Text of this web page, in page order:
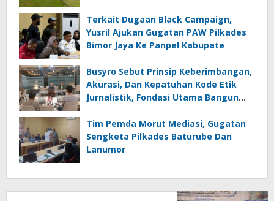
Terkait Dugaan Black Campaign,
Yusril Ajukan Gugatan PAW Pilkades
Bimor Jaya Ke Panpel Kabupate
Busyro Sebut Prinsip Keberimbangan,
Akurasi, Dan Kepatuhan Kode Etik
Jurnalistik, Fondasi Utama Bangun
Tim Pemda Morut Mediasi, Gugatan
Sengketa Pilkades Baturube Dan
Lanumor